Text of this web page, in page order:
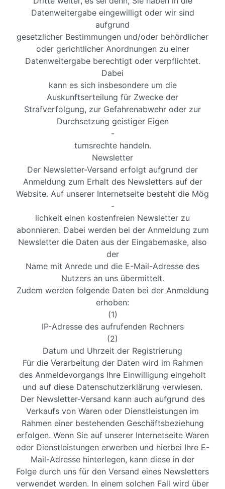
Datenweitergabe eingewilligt oder wir sind
aufgrund
gesetzlicher Bestimmungen und/oder behördlicher
oder gerichtlicher Anordnungen zu einer
Datenweitergabe berechtigt oder verpflichtet.
Dabei
kann es sich insbesondere um die
Auskunftserteilung für Zwecke der
Strafverfolgung, zur Gefahrenabwehr oder zur
Durchsetzung geistiger Eigen
-
tumsrechte handeln.
Newsletter
Der Newsletter-Versand erfolgt aufgrund der
Anmeldung zum Erhalt des Newsletters auf der
Website. Auf unserer Internetseite besteht die Mög
-
lichkeit einen kostenfreien Newsletter zu
abonnieren. Dabei werden bei der Anmeldung zum
Newsletter die Daten aus der Eingabemaske, also
der
Name mit Anrede und die E-Mail-Adresse des
Nutzers an uns übermittelt.
Zudem werden folgende Daten bei der Anmeldung
erhoben:
(1)
IP-Adresse des aufrufenden Rechners
(2)
Datum und Uhrzeit der Registrierung
Für die Verarbeitung der Daten wird im Rahmen
des Anmeldevorgangs Ihre Einwilligung eingeholt
und auf diese Datenschutzerklärung verwiesen.
Der Newsletter-Versand kann auch aufgrund des
Verkaufs von Waren oder Dienstleistungen im
Rahmen einer bestehenden Geschäftsbeziehung
erfolgen. Wenn Sie auf unserer Internetseite Waren
oder Dienstleistungen erwerben und hierbei Ihre E-
Mail-Adresse hinterlegen, kann diese in der
Folge durch uns für den Versand eines Newsletters
verwendet werden. In einem solchen Fall wird über